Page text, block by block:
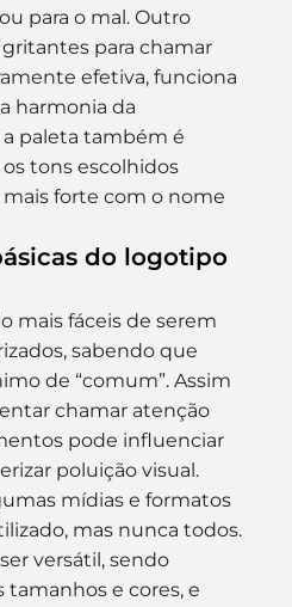
para o mal. Outro
para chamar
efetiva, funciona
harmonia da
paleta também é
tons escolhidos
forte com o nome
do logotipo
mais fáceis de serem
sabendo que
de “comum”. Assim
chamar atenção
pode influenciar
poluição visual.
mídias e formatos
mas nunca todos.
versátil, sendo
tamanhos e cores, e